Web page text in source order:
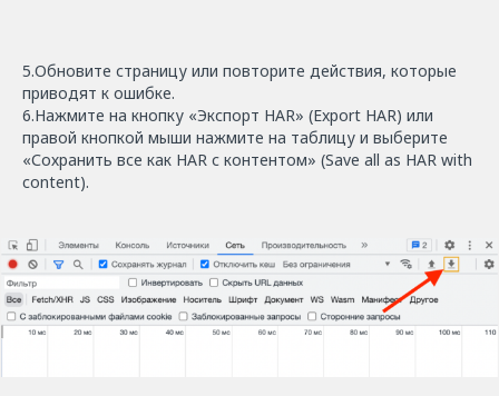
5.Обновите страницу или повторите действия, которые
приводят к ошибке.
6.Нажмите на кнопку «Экспорт HAR» (Export HAR) или
правой кнопкой мыши нажмите на таблицу и выберите
«Сохранить все как HAR с контентом» (Save all as HAR with
content).